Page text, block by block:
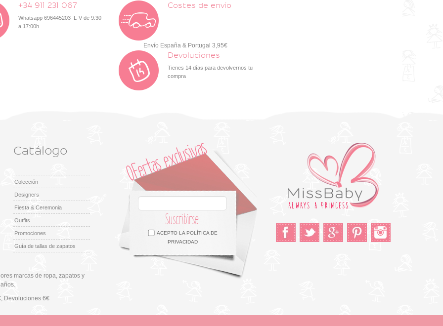
+34 911 231 067
Whatsapp 696445203 L-V de 9:30
a 17:00h
Costes de envío
Envío España & Portugal 3,95€
Devoluciones
Tienes 14 días para devolvernos tu
compra
Catálogo
Colección
Designers
Fiesta & Ceremonia
Outfits
Promociones
Guía de tallas de zapatos
marcas de ropa, zapatos y
, Devoluciones 6€
Suscribirse
ACEPTO LAPOLÍTICA DE
PRIVACIDAD
Facebook Twitter Google +